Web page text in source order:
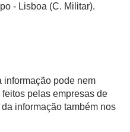
- Lisboa (C. Militar).
informação pode nem
pelas empresas de
informação também nos